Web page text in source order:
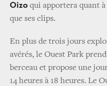
Oizo qui apportera quant
que ses clips.
En plus de trois jours
avérés, le Ouest Park
berceau et propose une
14 heures à 18 heures. Le